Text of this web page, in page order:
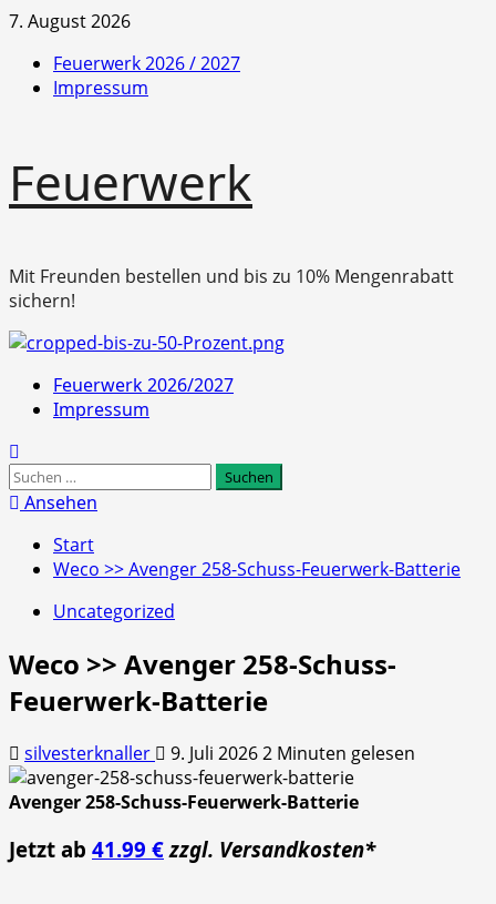
Zum
springen
7. August 2026
Feuerwerk 2026 / 2027
Impressum
Feuerwerk
Mit Freunden bestellen und bis zu 10% Mengenrabatt
sichern!
Primäres
Menü
Feuerwerk 2026/2027
Impressum
Suchen
nach:
Ansehen
Start
Weco >> Avenger 258-Schuss-Feuerwerk-Batterie
Uncategorized
Weco >> Avenger 258-Schuss-
Feuerwerk-Batterie
silvesterknaller 9. Juli 20262 Minuten gelesen
Avenger 258-Schuss-Feuerwerk-Batterie
Jetzt ab 41.99 € zzgl. Versandkosten*